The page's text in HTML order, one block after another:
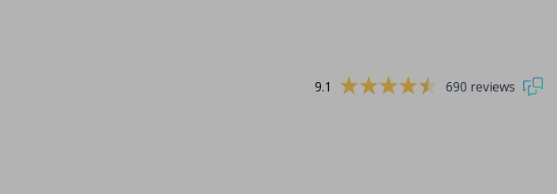
9.1 690 reviews